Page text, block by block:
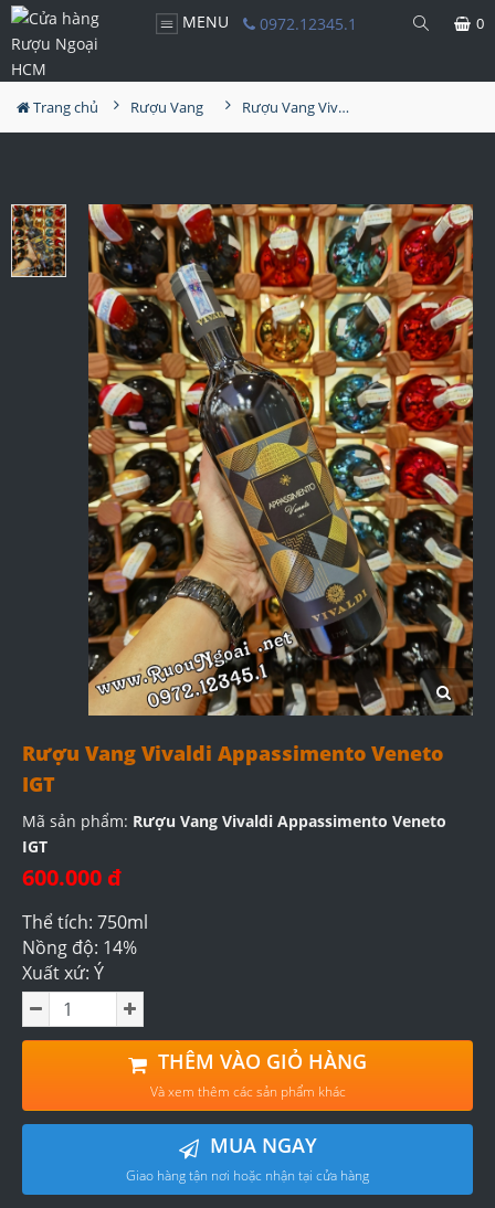
MENU 0972.12345.1 0
Trang chủ Rượu Vang Rượu Vang Vivaldi Appassimento Veneto IGT
Rượu Vang Vivaldi Appassimento Veneto
IGT
Mã sản phẩm: Rượu Vang Vivaldi Appassimento Veneto
IGT
600.000 đ
Thể tích: 750ml
Nồng độ: 14%
Xuất xứ: Ý
THÊM VÀO GIỎ HÀNG
Và xem thêm các sản phẩm khác
MUA NGAY
Giao hàng tận nơi hoặc nhận tại cửa hàng